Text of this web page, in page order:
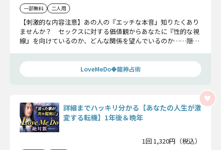
一部無料 二人用
【刺激的な内容注意】あの人の『エッチな本音』知りたくあり
ませんか？ セックスに対する価値観からあなたに『性的な視
線』を向けているのか、どんな関係を望んでいるのか……隠し
LoveMeDo◆龍神占術
詳細までハッキリ分かる【あなたの人生が激
変する転機】1年後＆晩年
1回 1,320円（税込）